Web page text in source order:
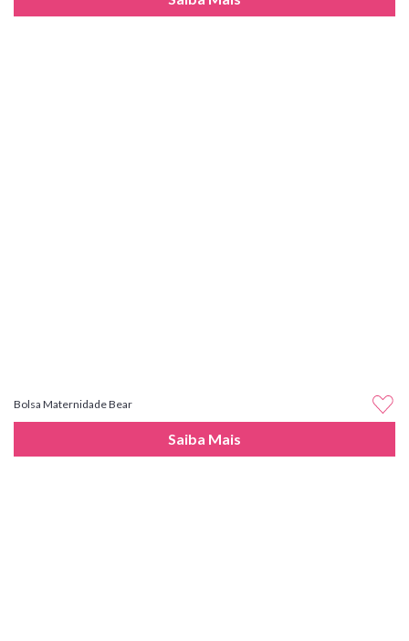
Bolsa Maternidade Bear
Saiba Mais